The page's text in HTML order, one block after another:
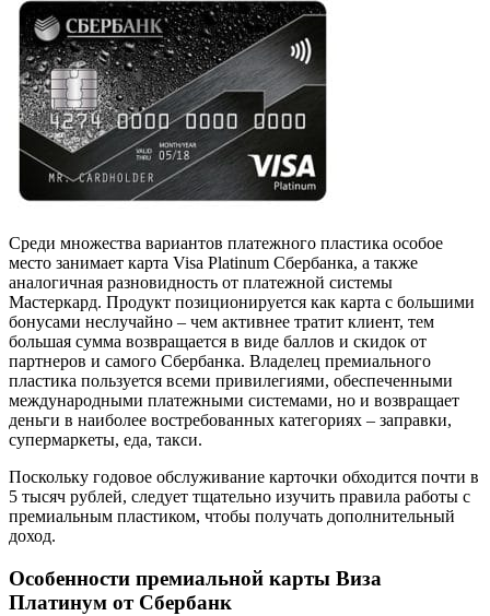
Среди множества вариантов платежного пластика особое
место занимает карта Visa Platinum Сбербанка, а также
аналогичная разновидность от платежной системы
Мастеркард. Продукт позиционируется как карта с большими
бонусами неслучайно – чем активнее тратит клиент, тем
большая сумма возвращается в виде баллов и скидок от
партнеров и самого Сбербанка. Владелец премиального
пластика пользуется всеми привилегиями, обеспеченными
международными платежными системами, но и возвращает
деньги в наиболее востребованных категориях – заправки,
супермаркеты, еда, такси.
Поскольку годовое обслуживание карточки обходится почти в
5 тысяч рублей, следует тщательно изучить правила работы с
премиальным пластиком, чтобы получать дополнительный
доход.
Особенности премиальной карты Виза
Платинум от Сбербанк